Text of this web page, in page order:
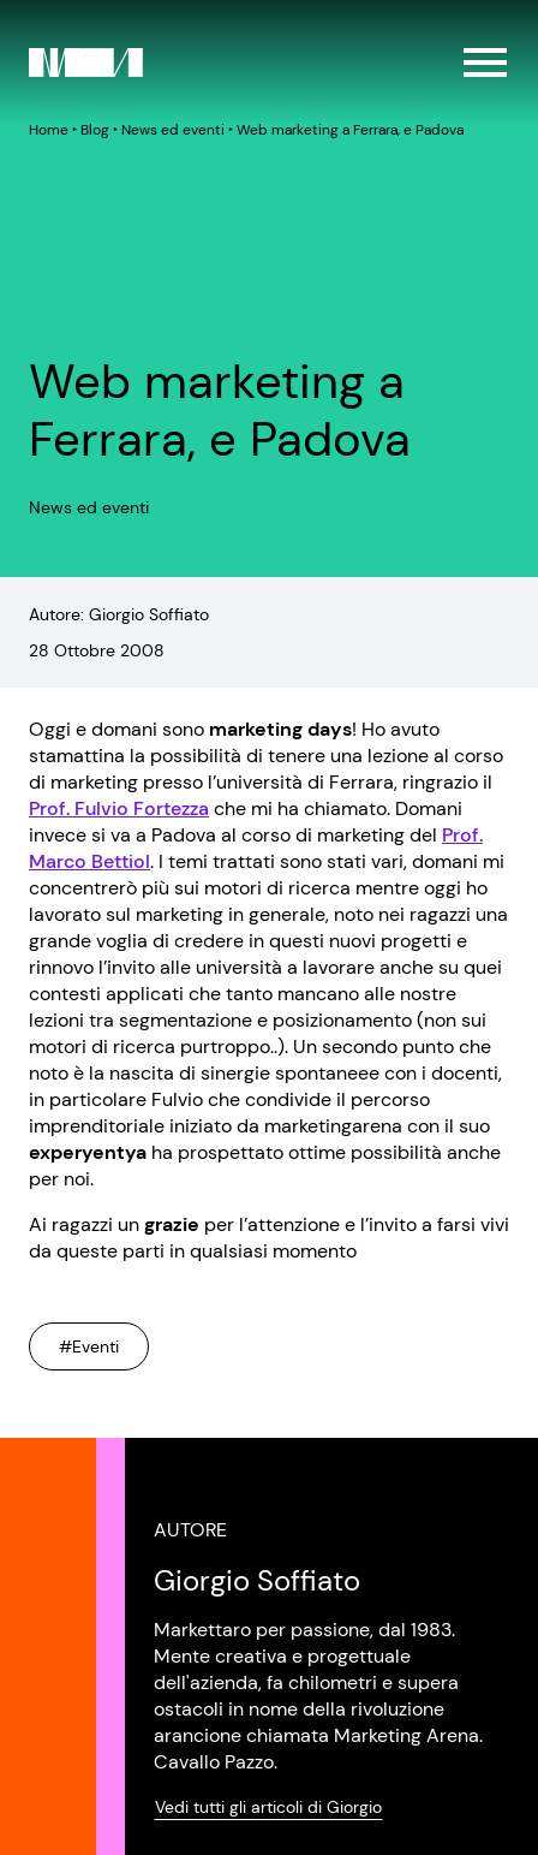
Home‣ Blog‣ News ed eventi ‣Web marketing a Ferrara, e Padova
Web marketing a
Ferrara, e Padova
News ed eventi
Autore: Giorgio Soffiato
28 Ottobre 2008
Oggi e domani sono marketing days! Ho avuto
stamattina la possibilità di tenere una lezione al corso
di marketing presso l’università di Ferrara, ringrazio il
Prof. Fulvio Fortezza che mi ha chiamato. Domani
invece si va a Padova al corso di marketing del Prof.
Marco Bettiol. I temi trattati sono stati vari, domani mi
concentrerò più sui motori di ricerca mentre oggi ho
lavorato sul marketing in generale, noto nei ragazzi una
grande voglia di credere in questi nuovi progetti e
rinnovo l’invito alle università a lavorare anche su quei
contesti applicati che tanto mancano alle nostre
lezioni tra segmentazione e posizionamento (non sui
motori di ricerca purtroppo..). Un secondo punto che
noto è la nascita di sinergie spontaneee con i docenti,
in particolare Fulvio che condivide il percorso
imprenditoriale iniziato da marketingarena con il suo
experyentya ha prospettato ottime possibilità anche
per noi.
Ai ragazzi ungrazie per l’attenzione e l’invito a farsi vivi
da queste parti in qualsiasi momento
#Eventi
AUTORE
Giorgio Soffiato
Markettaro per passione, dal 1983.
Mente creativa e progettuale
dell'azienda, fa chilometri e supera
ostacoli in nome della rivoluzione
arancione chiamata Marketing Arena.
Cavallo Pazzo.
Vedi tutti gli articoli di Giorgio